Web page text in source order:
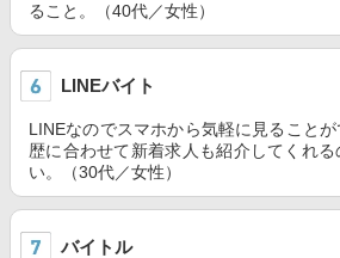
ること。（40代／女性）
LINEバイト
LINEなのでスマホから気軽に見ること
歴に合わせて新着求人も紹介してくれ
い。（30代／女性）
バイトル